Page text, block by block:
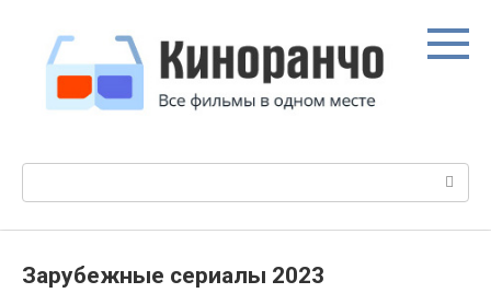
контенту
Зарубежные сериалы 2023